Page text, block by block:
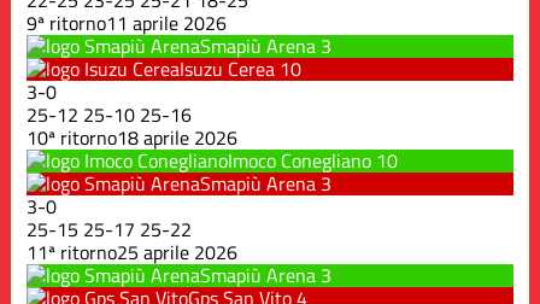
9ª ritorno11 aprile 2026
Smapiù Arena 3
Isuzu Cerea 10
3-0
25-12 25-10 25-16
10ª ritorno18 aprile 2026
Imoco Conegliano 10
Smapiù Arena 3
3-0
25-15 25-17 25-22
11ª ritorno25 aprile 2026
Smapiù Arena 3
Gps San Vito4